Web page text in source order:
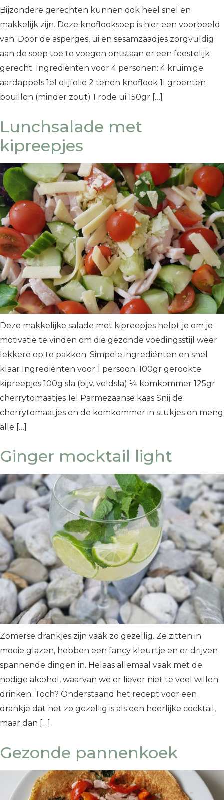
Bijzondere gerechten kunnen ook heel snel en
makkelijk zijn. Deze knoflooksoep is hier een voorbeeld
van. Door de asperges, ui en sesamzaadjes zorgvuldig
aan de soep toe te voegen ontstaan er een feestelijk
gerecht. Ingrediënten voor 4 personen: 4 kruimige
aardappels 1el olijfolie 2 tenen knoflook 1l groenten
bouillon (minder zout) 1 rode ui 150gr […]
Lunchsalade met
kipreepjes
Deze makkelijke salade met kipreepjes helpt je om je
motivatie te vinden om die gezonde voedingsstijl weer
lekkere op te pakken. Simpele ingrediënten en snel
klaar Ingrediënten voor 1 persoon: 100gr gerookte
kipreepjes 100g sla (bijv. veldsla) ¼ komkommer 125gr
cherrytomaatjes 1el Parmezaanse kaas Snij de
cherrytomaatjes en de komkommer in stukjes en meng
alle […]
Ginger mocktail light
Zomerse drankjes zijn vaak zo gezellig. Ze zitten in
mooie glazen, hebben een fancy kleurtje en er drijven
spannende dingen in. Helaas allemaal vaak met de
nodige alcohol, waarvan we er liever niet te veel willen
drinken. Toch? Onderstaand het recept voor een
drankje dat net zo gezellig is als een heerlijke cocktail,
maar dan […]
Gezonde pannenkoek